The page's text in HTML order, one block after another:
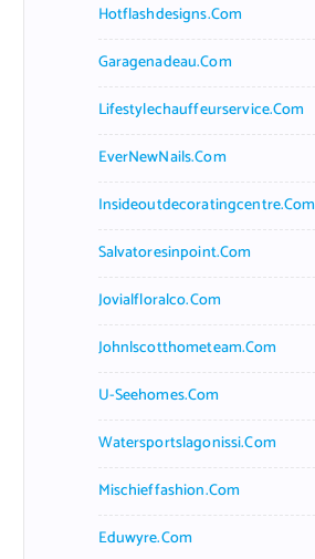
Hotflashdesigns.com
Garagenadeau.com
Lifestylechauffeurservice.com
EverNewNails.com
Insideoutdecoratingcentre.com
Salvatoresinpoint.com
Jovialfloralco.com
Johnlscotthometeam.com
U-Seehomes.com
Watersportslagonissi.com
Mischieffashion.com
Eduwyre.com